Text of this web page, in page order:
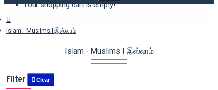
Your shopping cart is empty!
Islam - Muslims | இஸ்லாம்
Islam - Muslims | இஸ்லாம்
Filter Clear